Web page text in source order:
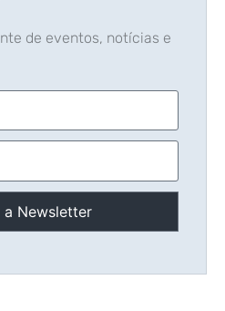
de eventos, notícias e